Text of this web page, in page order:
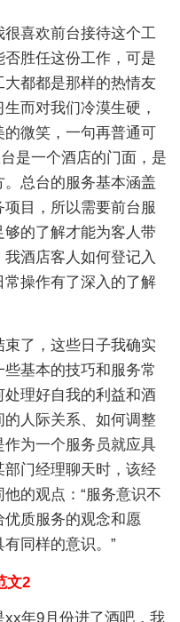
喜欢前台接待这个工
胜任这份工作，可是
都都是那样的热情友
而对我们冷漠生硬，
微笑，一句再普通可
是一个酒店的门面，是
总台的服务基本涵盖
目，所以需要前台服
的了解才能为客人带
酒店客人如何登记入
操作有了深入的了解
了，这些日子我确实
基本的技巧和服务常
理好自我的利益和酒
人际关系、如何调整
为一个服务员就应具
门经理聊天时，该经
的观点：“服务意识不
质服务的观念和愿
同样的意识。”
文2
年9月份进了酒吧，我